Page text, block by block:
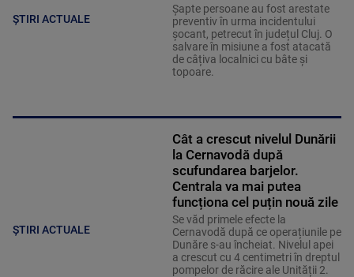
ȘTIRI ACTUALE
Șapte persoane au fost arestate
preventiv în urma incidentului
șocant, petrecut în județul Cluj. O
salvare în misiune a fost atacată
de câțiva localnici cu bâte și
topoare.
ȘTIRI ACTUALE
Cât a crescut nivelul Dunării
la Cernavodă după
scufundarea barjelor.
Centrala va mai putea
funcționa cel puțin nouă zile
Se văd primele efecte la
Cernavodă după ce operațiunile pe
Dunăre s-au încheiat. Nivelul apei
a crescut cu 4 centimetri în dreptul
pompelor de răcire ale Unității 2.